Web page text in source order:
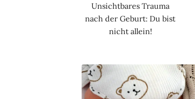
Unsichtbares Trauma
nach der Geburt: Du bist
nicht allein!